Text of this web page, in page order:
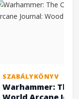
SZABÁLYKÖNYV
Warhammer: The